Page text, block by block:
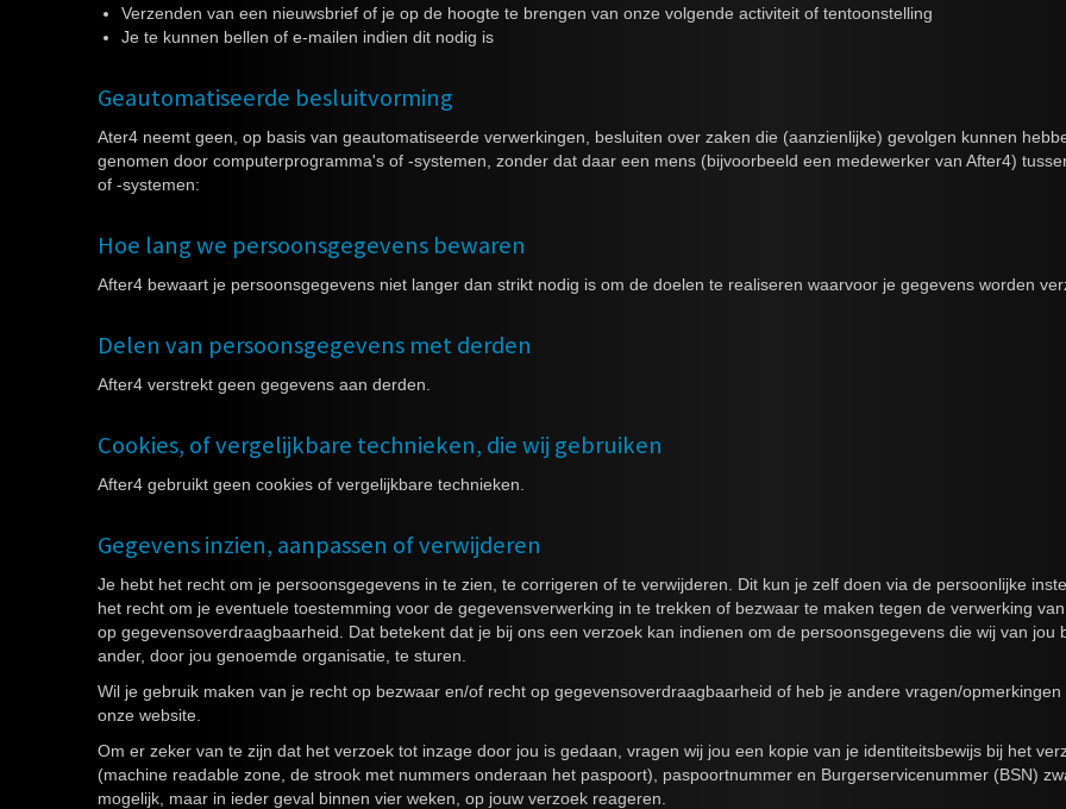
Verzenden van een nieuwsbrief of je op de hoogte te brengen van onze volgende activiteit of tentoonstelling
Je te kunnen bellen of e-mailen indien dit nodig is
Geautomatiseerde besluitvorming
Ater4 neemt geen, op basis van geautomatiseerde verwerkingen, besluiten over zaken die (aanzienlijke) gevolgen kunnen
genomen door computerprogramma's of -systemen, zonder dat daar een mens (bijvoorbeeld een medewerker van After4)
of -systemen:
Hoe lang we persoonsgegevens bewaren
After4 bewaart je persoonsgegevens niet langer dan strikt nodig is om de doelen te realiseren waarvoor je gegevens worden
Delen van persoonsgegevens met derden
After4 verstrekt geen gegevens aan derden.
Cookies, of vergelijkbare technieken, die wij gebruiken
After4 gebruikt geen cookies of vergelijkbare technieken.
Gegevens inzien, aanpassen of verwijderen
Je hebt het recht om je persoonsgegevens in te zien, te corrigeren of te verwijderen. Dit kun je zelf doen via de persoonlijke
het recht om je eventuele toestemming voor de gegevensverwerking in te trekken of bezwaar te maken tegen de verwerking
op gegevensoverdraagbaarheid. Dat betekent dat je bij ons een verzoek kan indienen om de persoonsgegevens die wij van
ander, door jou genoemde organisatie, te sturen.
Wil je gebruik maken van je recht op bezwaar en/of recht op gegevensoverdraagbaarheid of heb je andere vragen/
onze website.
Om er zeker van te zijn dat het verzoek tot inzage door jou is gedaan, vragen wij jou een kopie van je identiteitsbewijs bij het
(machine readable zone, de strook met nummers onderaan het paspoort), paspoortnummer en Burgerservicenummer (BSN)
mogelijk, maar in ieder geval binnen vier weken, op jouw verzoek reageren.